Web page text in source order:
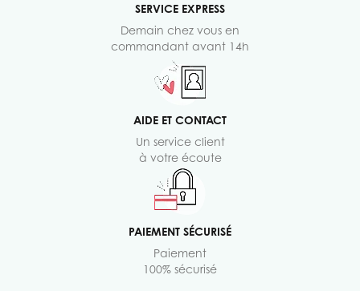
SERVICE EXPRESS
Demain chez vous en
commandant avant 14h
AIDE ET CONTACT
Un service client
à votre écoute
PAIEMENT SÉCURISÉ
Paiement
100% sécurisé